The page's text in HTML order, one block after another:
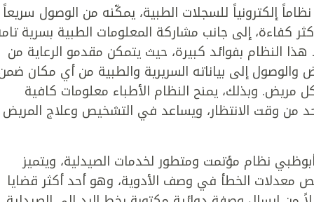
إلكترونياً للسجلات الطبية، يمكّنه من الوصول سريعاً
كفاءة، إلى جانب مشاركة المعلومات الطبية بسرية
النظام بفوائد كبيرة، حيث يتمكن مقدمو الرعاية من
والوصول إلى بياناته السريرية والطبية من أي مكان
وبذلك، يمنح النظام الأطباء معلومات كافية
من وقت الانتظار، ويساعد في التشخيص وعلاج المريض
نظام مؤتمت ومتطور لخدمات الصيدلية، ويتميز
الخطأ في وصف الأدوية، وهو أحد أكثر قضايا